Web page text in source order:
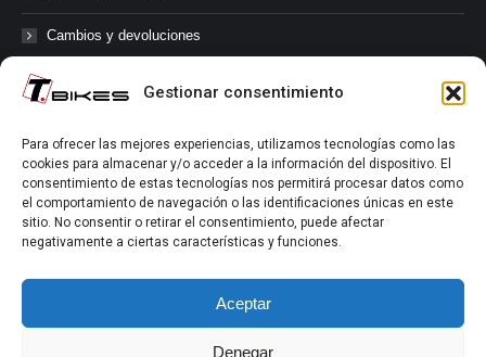
Gestionar consentimiento
Para ofrecer las mejores experiencias, utilizamos tecnologías como las
cookies para almacenar y/o acceder a la información del dispositivo. El
consentimiento de estas tecnologías nos permitirá procesar datos como
el comportamiento de navegación o las identificaciones únicas en este
sitio. No consentir o retirar el consentimiento, puede afectar
negativamente a ciertas características y funciones.
Aceptar
Denegar
Cambios y devoluciones
@tbikes.cat #tbikes
Síguenos en las redes sociales de Tbikes, mantente informado de
nuestras novedades, productos, salidas en grupo, ofertas, sorteos ...
y muchos más!